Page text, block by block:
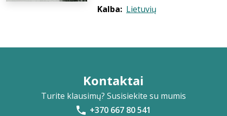
Kalba: Lietuvių
Kontaktai
Turite klausimų? Susisiekite su mumis
+370 667 80 541